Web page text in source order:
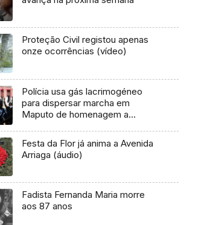
Proteção Civil registou apenas
onze ocorrências (vídeo)
Polícia usa gás lacrimogéneo
para dispersar marcha em
Maputo de homenagem a
Festa da Flor já anima a Avenida
Arriaga (áudio)
Fadista Fernanda Maria morre
aos 87 anos